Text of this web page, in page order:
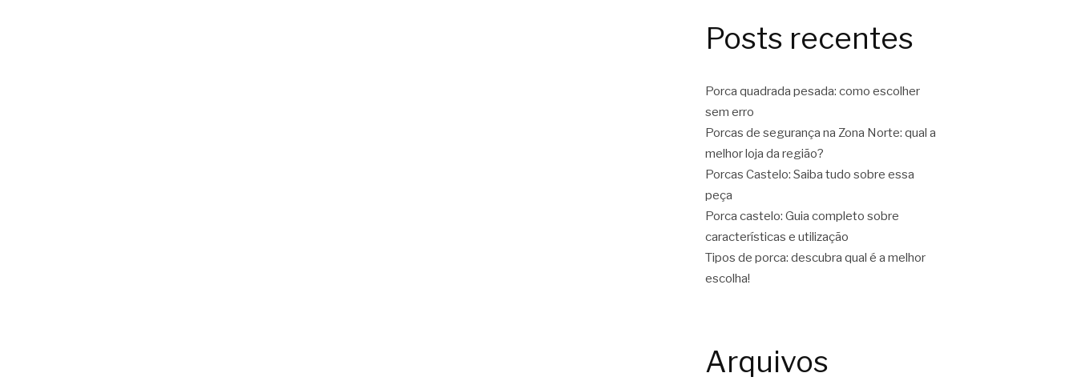
Posts recentes
Porca quadrada pesada: como escolher
sem erro
Porcas de segurança na Zona Norte: qual a
melhor loja da região?
Porcas Castelo: Saiba tudo sobre essa
peça
Porca castelo: Guia completo sobre
características e utilização
Tipos de porca: descubra qual é a melhor
escolha!
Arquivos